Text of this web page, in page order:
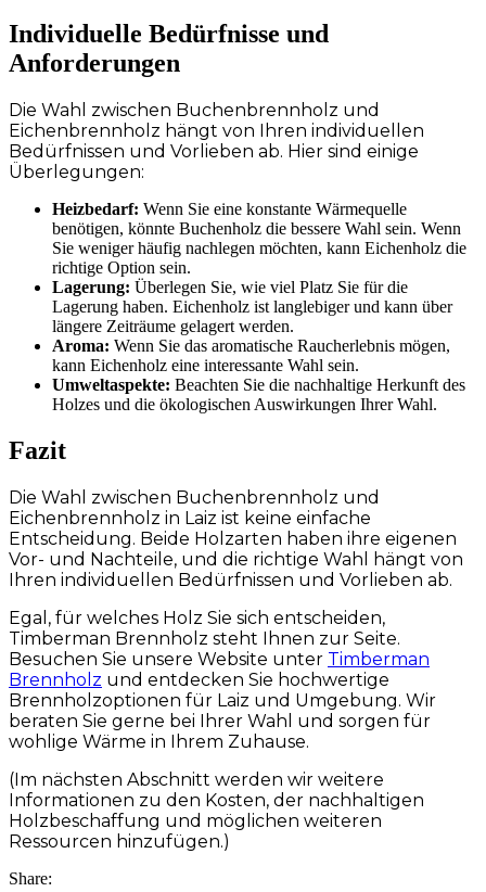
Individuelle Bedürfnisse und
Anforderungen
Die Wahl zwischen Buchenbrennholz und
Eichenbrennholz hängt von Ihren individuellen
Bedürfnissen und Vorlieben ab. Hier sind einige
Überlegungen:
Heizbedarf: Wenn Sie eine konstante Wärmequelle
benötigen, könnte Buchenholz die bessere Wahl sein. Wenn
Sie weniger häufig nachlegen möchten, kann Eichenholz die
richtige Option sein.
Lagerung: Überlegen Sie, wie viel Platz Sie für die
Lagerung haben. Eichenholz ist langlebiger und kann über
längere Zeiträume gelagert werden.
Aroma: Wenn Sie das aromatische Raucherlebnis mögen,
kann Eichenholz eine interessante Wahl sein.
Umweltaspekte: Beachten Sie die nachhaltige Herkunft des
Holzes und die ökologischen Auswirkungen Ihrer Wahl.
Fazit
Die Wahl zwischen Buchenbrennholz und
Eichenbrennholz in Laiz ist keine einfache
Entscheidung. Beide Holzarten haben ihre eigenen
Vor- und Nachteile, und die richtige Wahl hängt von
Ihren individuellen Bedürfnissen und Vorlieben ab.
Egal, für welches Holz Sie sich entscheiden,
Timberman Brennholz steht Ihnen zur Seite.
Besuchen Sie unsere Website unter Timberman
Brennholz und entdecken Sie hochwertige
Brennholzoptionen für Laiz und Umgebung. Wir
beraten Sie gerne bei Ihrer Wahl und sorgen für
wohlige Wärme in Ihrem Zuhause.
(Im nächsten Abschnitt werden wir weitere
Informationen zu den Kosten, der nachhaltigen
Holzbeschaffung und möglichen weiteren
Ressourcen hinzufügen.)
Share: